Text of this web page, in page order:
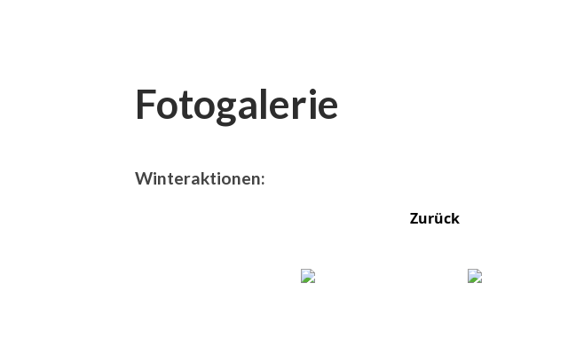
Fotogalerie
Winteraktionen:
Zurück